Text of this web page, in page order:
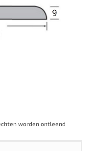
worden ontleend